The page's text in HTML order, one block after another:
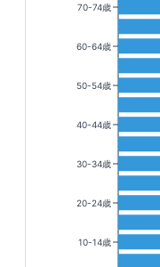
70-74歳
60-64歳
50-54歳
40-44歳
30-34歳
20-24歳
10-14歳